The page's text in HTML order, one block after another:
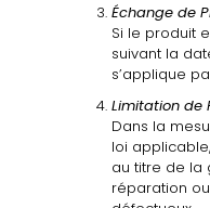
Échange de
Si le produit
suivant la
s’applique
Limitation de
Dans la
loi
au titre de la
réparation